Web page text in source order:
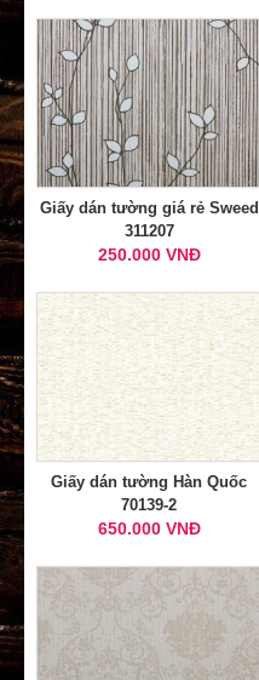
Giấy dán tường giá rẻ Sweed
311207
250.000 VNĐ
Giấy dán tường Hàn Quốc
70139-2
650.000 VNĐ